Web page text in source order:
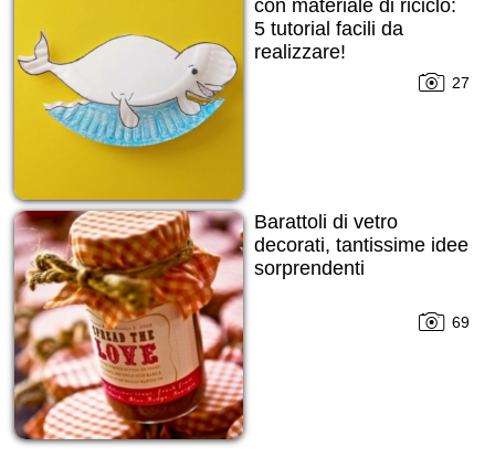
con materiale di riciclo:
5 tutorial facili da
realizzare!
27
Barattoli di vetro
decorati, tantissime idee
sorprendenti
69